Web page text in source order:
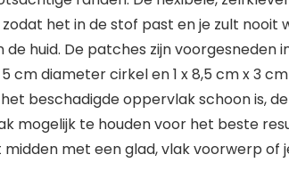
het in de stof past en je zult nooit
huid. De patches zijn voorgesneden
cm diameter cirkel en 1 x 8,5 cm x 3
beschadigde oppervlak schoon is,
mogelijk te houden voor het beste
met een glad, vlak voorwerp